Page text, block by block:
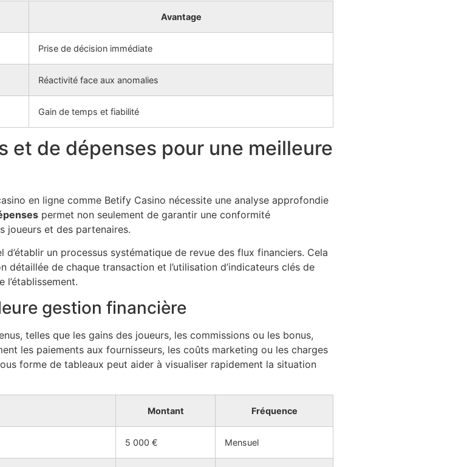
Avantage
Prise de décision immédiate
Réactivité face aux anomalies
Gain de temps et fiabilité
et de dépenses pour une meilleure
en ligne comme Betify Casino nécessite une analyse approfondie
permet non seulement de garantir une conformité
joueurs et des partenaires.
un processus systématique de revue des flux financiers. Cela
détaillée de chaque transaction et l’utilisation d’indicateurs clés de
gestion financière
telles que les gains des joueurs, les commissions ou les bonus,
les paiements aux fournisseurs, les coûts marketing ou les charges
forme de tableaux peut aider à visualiser rapidement la situation
Montant Fréquence
5 000 € Mensuel